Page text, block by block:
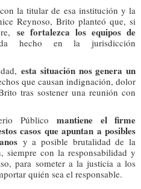
la titular de esa institución y la
Reynoso, Brito planteó que, si
se fortalezca los equipos de
hecho en la jurisdicción
esta situación nos genera un
que causan indignación, dolor
tras sostener una reunión con
Públicomantiene el firme
casos que apuntan a posibles
y a posible brutalidad de la
siempre con la responsabilidad y
para someter a la justicia a los
quién sea el responsable.